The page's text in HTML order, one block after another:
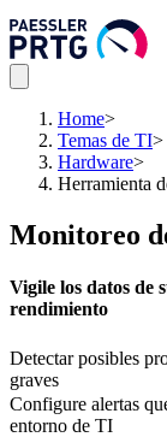
Home>
Temas de TI>
Hardware>
Herramienta
Monitoreo
Vigile los datos de
rendimiento
Detectar posibles
graves
Configure alertas
entorno de TI